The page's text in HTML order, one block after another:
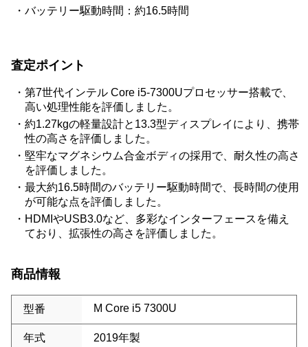
バッテリー駆動時間：約16.5時間
査定ポイント
第7世代インテル Core i5-7300Uプロセッサー搭載で、
高い処理性能を評価しました。
約1.27kgの軽量設計と13.3型ディスプレイにより、携帯
性の高さを評価しました。
堅牢なマグネシウム合金ボディの採用で、耐久性の高さ
を評価しました。
最大約16.5時間のバッテリー駆動時間で、長時間の使用
が可能な点を評価しました。
HDMIやUSB3.0など、多彩なインターフェースを備え
ており、拡張性の高さを評価しました。
商品情報
型番 M Core i5 7300U
年式 2019年製